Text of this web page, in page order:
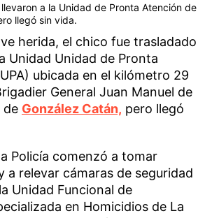
a la Unidad de Pronta Atención de
llegó sin vida.
herida, el chico fue trasladado
Unidad Unidad de Pronta
ubicada en el kilómetro 29
General Juan Manuel de
de González Catán, pero llegó
Policía comenzó a tomar
a relevar cámaras de seguridad
Unidad Funcional de
en Homicidios de La